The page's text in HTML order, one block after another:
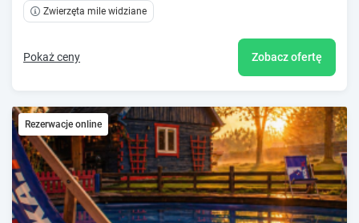
Zwierzęta mile widziane
Pokaż ceny Zobacz ofertę
Rezerwacje online